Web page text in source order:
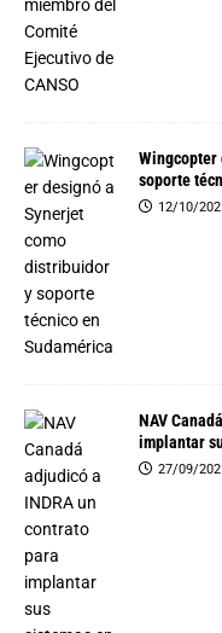
Wingcopter
soporte
12/10/
NAV
implantar
27/09/